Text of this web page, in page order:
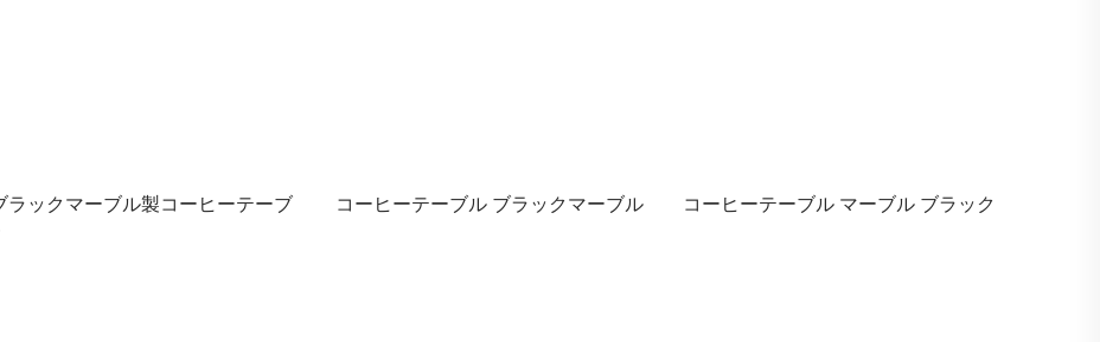
ラックマーブル製コーヒーテーブ
コーヒーテーブル ブラックマーブル コーヒーテーブル マーブル ブラック